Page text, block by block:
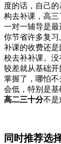
度的话，自己
构去补课，高三
一对一辅导是
你节省许多复习
补课的收费还
校去补补课。
较差就从基础
掌握了，哪怕
会低，特别是基
高二三十分不是
同时推荐选